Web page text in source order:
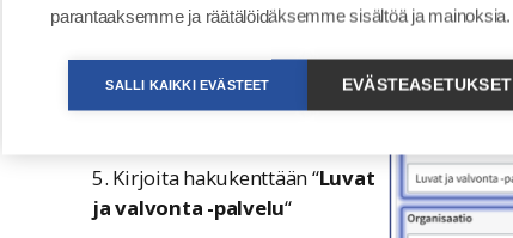
5. Kirjoita hakukenttään “Luvat
ja valvonta -palvelu“
parantaaksemme ja räätälöidäksemme sisältöä ja mainoksia.
SALLI KAIKKI EVÄSTEET EVÄSTEASETUKSET